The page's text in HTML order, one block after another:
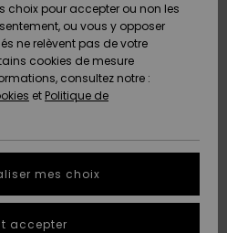
choix pour accepter ou non les
ou vous y opposer
ne relèvent pas de votre
cookies de mesure
consultez notre :
et Politique de
mes choix
accepter